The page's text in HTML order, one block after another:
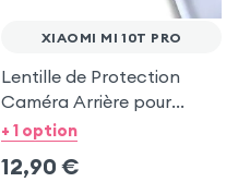
XIAOMI MI 10T PRO
Lentille de Protection
Caméra Arrière pour
Xiaomi Mi 10T Pro
+ 1 option
12,90 €